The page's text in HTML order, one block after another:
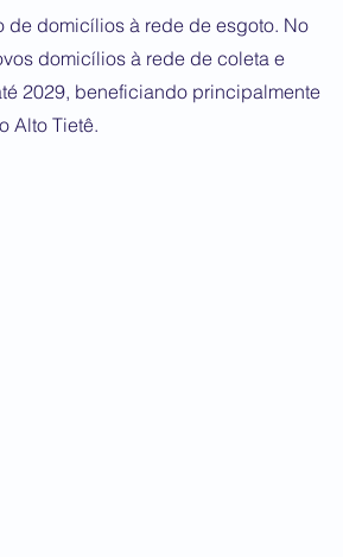
de domicílios à rede de esgoto. No
domicílios à rede de coleta e
2029, beneficiando principalmente
Alto Tietê.